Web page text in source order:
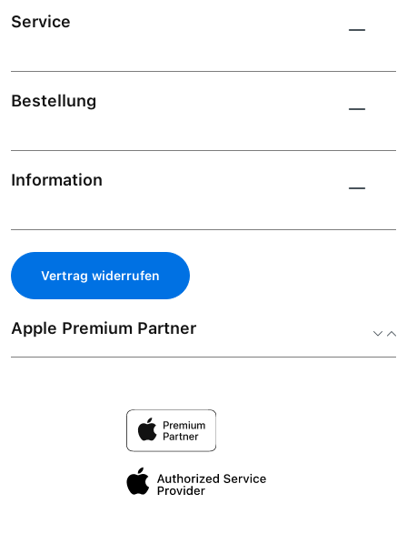
Service
Bestellung
Information
Vertrag widerrufen
Apple Premium Partner